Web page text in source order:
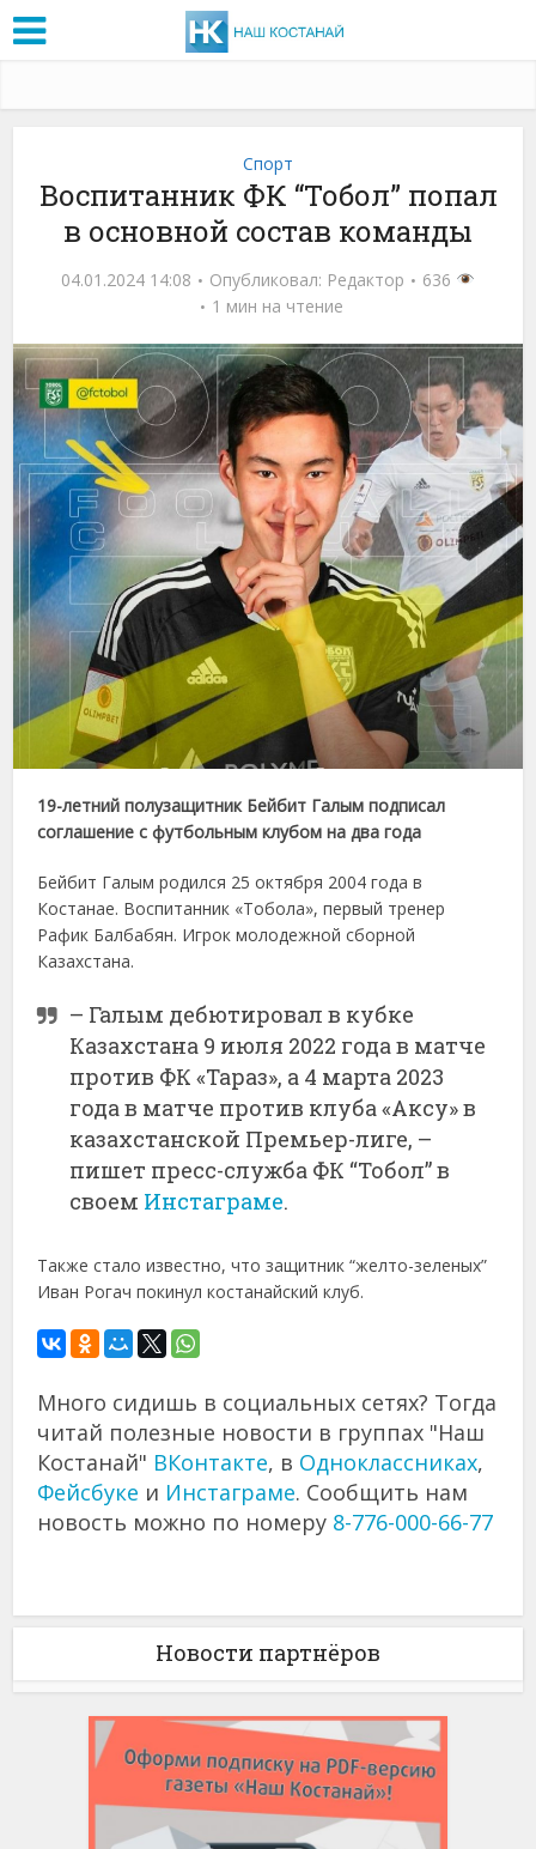
Спорт
Воспитанник ФК “Тобол” попал
в основной состав команды
04.01.2024 14:08 Опубликовал: Редактор
636
1 мин на чтение
19-летний полузащитник Бейбит Галым подписал
соглашение с футбольным клубом на два года
Бейбит Галым родился 25 октября 2004 года в
Костанае. Воспитанник «Тобола», первый тренер
Рафик Балбабян. Игрок молодежной сборной
Казахстана.
– Галым дебютировал в кубке
Казахстана 9 июля 2022 года в матче
против ФК «Тараз», а 4 марта 2023
года в матче против клуба «Аксу» в
казахстанской Премьер-лиге, –
пишет пресс-служба ФК “Тобол” в
своем Инстаграме.
Также стало известно, что защитник “желто-зеленых”
Иван Рогач покинул костанайский клуб.
Много сидишь в социальных сетях? Тогда
читай полезные новости в группах "Наш
Костанай" ВКонтакте, в Одноклассниках,
Фейсбуке и Инстаграме. Сообщить нам
новость можно по номеру 8-776-000-66-77
Новости партнёров